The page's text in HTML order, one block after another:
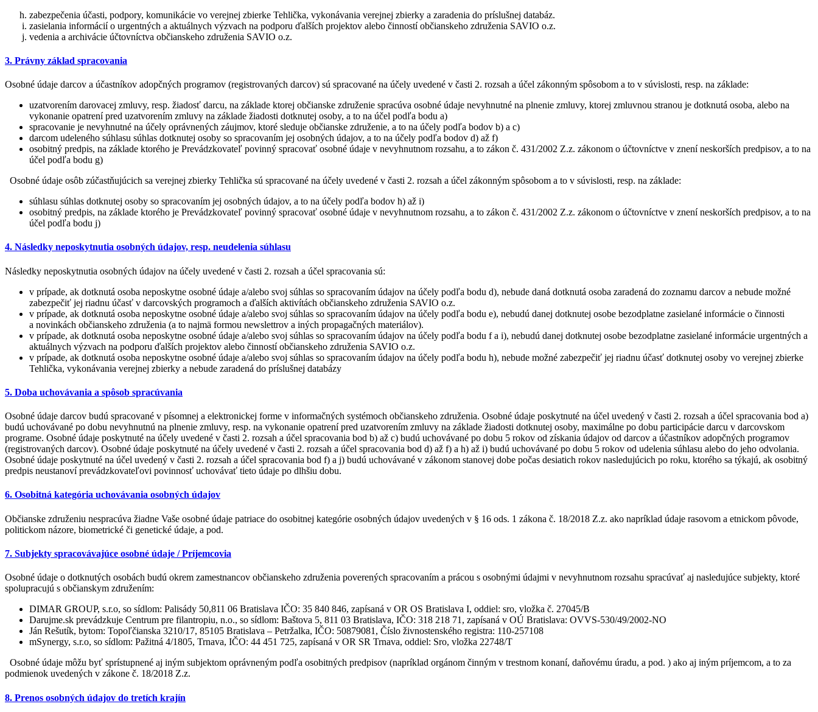
zabezpečenia účasti, podpory, komunikácie vo verejnej zbierke Tehlička, vykonávania verejnej zbierky a zaradenia do príslušnej databáz.
zasielania informácií o urgentných a aktuálnych výzvach na podporu ďalších projektov alebo činností občianskeho združenia SAVIO o.z.
vedenia a archivácie účtovníctva občianskeho združenia SAVIO o.z.
3. Právny základ spracovania
Osobné údaje darcov a účastníkov adopčných programov (registrovaných darcov) sú spracované na účely uvedené v časti 2. rozsah a účel zákonným spôsobom a to v súvislosti, resp. na základe:
uzatvorením darovacej zmluvy, resp. žiadosť darcu, na základe ktorej občianske združenie spracúva osobné údaje nevyhnutné na plnenie zmluvy, ktorej zmluvnou stranou je dotknutá osoba, alebo na
vykonanie opatrení pred uzatvorením zmluvy na základe žiadosti dotknutej osoby, a to na účel podľa bodu a)
spracovanie je nevyhnutné na účely oprávnených záujmov, ktoré sleduje občianske združenie, a to na účely podľa bodov b) a c)
darcom udeleného súhlasu súhlas dotknutej osoby so spracovaním jej osobných údajov, a to na účely podľa bodov d) až f)
osobitný predpis, na základe ktorého je Prevádzkovateľ povinný spracovať osobné údaje v nevyhnutnom rozsahu, a to zákon č. 431/2002 Z.z. zákonom o účtovníctve v znení neskorších predpisov, a to na
účel podľa bodu g)
Osobné údaje osôb zúčastňujúcich sa verejnej zbierky Tehlička sú spracované na účely uvedené v časti 2. rozsah a účel zákonným spôsobom a to v súvislosti, resp. na základe:
súhlasu súhlas dotknutej osoby so spracovaním jej osobných údajov, a to na účely podľa bodov h) až i)
osobitný predpis, na základe ktorého je Prevádzkovateľ povinný spracovať osobné údaje v nevyhnutnom rozsahu, a to zákon č. 431/2002 Z.z. zákonom o účtovníctve v znení neskorších predpisov, a to na
účel podľa bodu j)
4. Následky neposkytnutia osobných údajov, resp. neudelenia súhlasu
Následky neposkytnutia osobných údajov na účely uvedené v časti 2. rozsah a účel spracovania sú:
v prípade, ak dotknutá osoba neposkytne osobné údaje a/alebo svoj súhlas so spracovaním údajov na účely podľa bodu d), nebude daná dotknutá osoba zaradená do zoznamu darcov a nebude možné
zabezpečiť jej riadnu účasť v darcovských programoch a ďalších aktivítách občianskeho združenia SAVIO o.z.
v prípade, ak dotknutá osoba neposkytne osobné údaje a/alebo svoj súhlas so spracovaním údajov na účely podľa bodu e), nebudú danej dotknutej osobe bezodplatne zasielané informácie o činnosti
a novinkách občianskeho združenia (a to najmä formou newslettrov a iných propagačných materiálov).
v prípade, ak dotknutá osoba neposkytne osobné údaje a/alebo svoj súhlas so spracovaním údajov na účely podľa bodu f a i), nebudú danej dotknutej osobe bezodplatne zasielané informácie urgentných a
aktuálnych výzvach na podporu ďalších projektov alebo činností občianskeho združenia SAVIO o.z.
v prípade, ak dotknutá osoba neposkytne osobné údaje a/alebo svoj súhlas so spracovaním údajov na účely podľa bodu h), nebude možné zabezpečiť jej riadnu účasť dotknutej osoby vo verejnej zbierke
Tehlička, vykonávania verejnej zbierky a nebude zaradená do príslušnej databázy
5. Doba uchovávania a spôsob spracúvania
Osobné údaje darcov budú spracované v písomnej a elektronickej forme v informačných systémoch občianskeho združenia. Osobné údaje poskytnuté na účel uvedený v časti 2. rozsah a účel spracovania bod a)
budú uchovávané po dobu nevyhnutnú na plnenie zmluvy, resp. na vykonanie opatrení pred uzatvorením zmluvy na základe žiadosti dotknutej osoby, maximálne po dobu participácie darcu v darcovskom
programe. Osobné údaje poskytnuté na účely uvedené v časti 2. rozsah a účel spracovania bod b) až c) budú uchovávané po dobu 5 rokov od získania údajov od darcov a účastníkov adopčných programov
(registrovaných darcov). Osobné údaje poskytnuté na účely uvedené v časti 2. rozsah a účel spracovania bod d) až f) a h) až i) budú uchovávané po dobu 5 rokov od udelenia súhlasu alebo do jeho odvolania.
Osobné údaje poskytnuté na účel uvedený v časti 2. rozsah a účel spracovania bod f) a j) budú uchovávané v zákonom stanovej dobe počas desiatich rokov nasledujúcich po roku, ktorého sa týkajú, ak osobitný
predpis neustanoví prevádzkovateľovi povinnosť uchovávať tieto údaje po dlhšiu dobu.
6. Osobitná kategória uchovávania osobných údajov
Občianske združeniu nespracúva žiadne Vaše osobné údaje patriace do osobitnej kategórie osobných údajov uvedených v § 16 ods. 1 zákona č. 18/2018 Z.z. ako napríklad údaje rasovom a etnickom pôvode,
politickom názore, biometrické či genetické údaje, a pod.
7. Subjekty spracovávajúce osobné údaje / Príjemcovia
Osobné údaje o dotknutých osobách budú okrem zamestnancov občianskeho združenia poverených spracovaním a prácou s osobnými údajmi v nevyhnutnom rozsahu spracúvať aj nasledujúce subjekty, ktoré
spolupracujú s občianskym združením:
DIMAR GROUP, s.r.o, so sídlom: Palisády 50,811 06 Bratislava IČO: 35 840 846, zapísaná v OR OS Bratislava I, oddiel: sro, vložka č. 27045/B
Darujme.sk prevádzkuje Centrum pre filantropiu, n.o., so sídlom: Baštova 5, 811 03 Bratislava, IČO: 318 218 71, zapísaná v OÚ Bratislava: OVVS-530/49/2002-NO
Ján Rešutík, bytom: Topoľčianska 3210/17, 85105 Bratislava – Petržalka, IČO: 50879081, Číslo živnostenského registra: 110-257108
mSynergy, s.r.o, so sídlom: Pažitná 4/1805, Trnava, IČO: 44 451 725, zapísaná v OR SR Trnava, oddiel: Sro, vložka 22748/T
Osobné údaje môžu byť sprístupnené aj iným subjektom oprávneným podľa osobitných predpisov (napríklad orgánom činným v trestnom konaní, daňovému úradu, a pod. ) ako aj iným príjemcom, a to za
podmienok uvedených v zákone č. 18/2018 Z.z.
8. Prenos osobných údajov do tretích krajín